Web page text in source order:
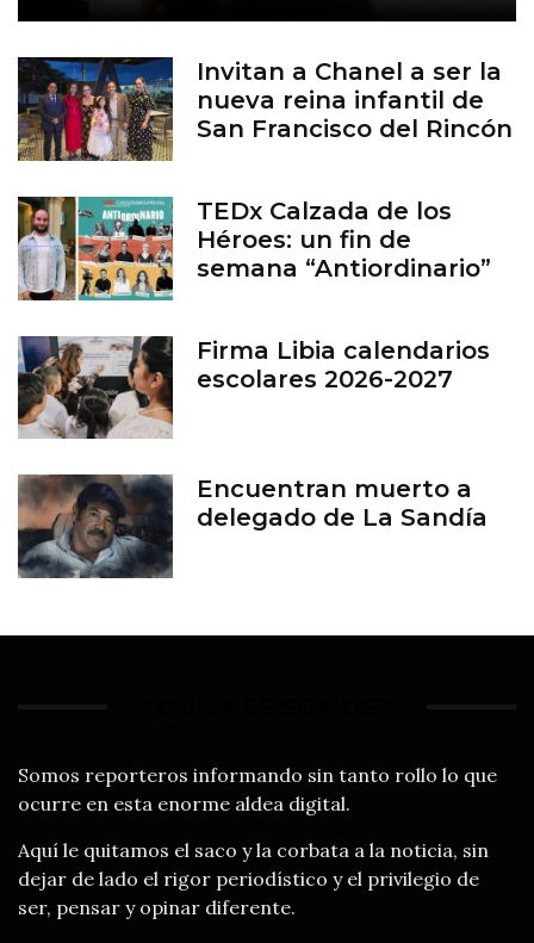
Invitan a Chanel a ser la
nueva reina infantil de
San Francisco del Rincón
TEDx Calzada de los
Héroes: un fin de
semana “Antiordinario”
Firma Libia calendarios
escolares 2026-2027
Encuentran muerto a
delegado de La Sandía
Somos reporteros informando sin tanto rollo lo que
ocurre en esta enorme aldea digital.
Aquí le quitamos el saco y la corbata a la noticia, sin
dejar de lado el rigor periodístico y el privilegio de
ser, pensar y opinar diferente.